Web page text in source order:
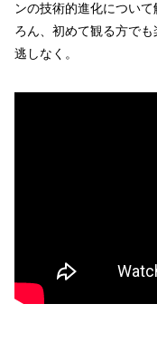
ンの技術的進化につい
ろん、初めて観る方で
逃しなく。